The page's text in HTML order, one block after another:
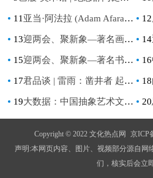
11 亚当·阿法拉 (Adam Afara) 获评为世界100 大活动策划师和设计师之一 12
13迎两会、聚新象—著名画家崔立明作品欣赏 14
15迎两会、聚新象—著名书法家盛灿明作品欣赏 16
17君品谈 | 雷雨：凿井者 起于三寸之坎 以就万仞之深 18
19大数据：中国抽象艺术文化第一人 20
Copyright © 2022 文化热点网 京ICP
声明:本网页内容、图片、视频部分源自网
们，核实后会立